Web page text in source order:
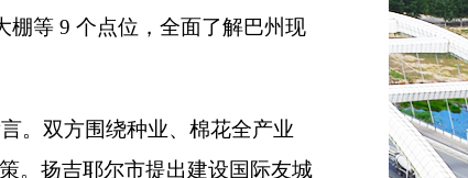
棚等 9 个点位，全面了解巴州现
。双方围绕种业、棉花全产业
。扬吉耶尔市提出建设国际友城